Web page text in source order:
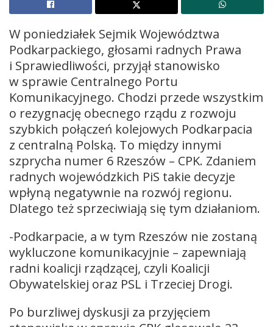
W poniedziałek Sejmik Województwa
Podkarpackiego, głosami radnych Prawa
i Sprawiedliwości, przyjął stanowisko
w sprawie Centralnego Portu
Komunikacyjnego. Chodzi przede wszystkim
o rezygnację obecnego rządu z rozwoju
szybkich połączeń kolejowych Podkarpacia
z centralną Polską. To między innymi
szprycha numer 6 Rzeszów – CPK. Zdaniem
radnych wojewódzkich PiS takie decyzje
wpłyną negatywnie na rozwój regionu.
Dlatego też sprzeciwiają się tym działaniom.
-Podkarpacie, a w tym Rzeszów nie zostaną
wykluczone komunikacyjnie – zapewniają
radni koalicji rządzącej, czyli Koalicji
Obywatelskiej oraz PSL i Trzeciej Drogi.
Po burzliwej dyskusji za przyjęciem